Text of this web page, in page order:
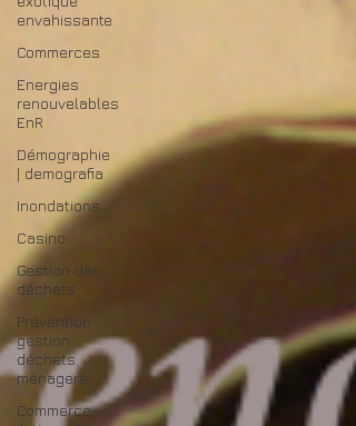
envahissante
Commerces
Energies
renouvelables
EnR
Démographie
| demografia
Inondations
Casino
Gestion des
déchets
Prévention
gestion
déchets
ménagers
Commerce